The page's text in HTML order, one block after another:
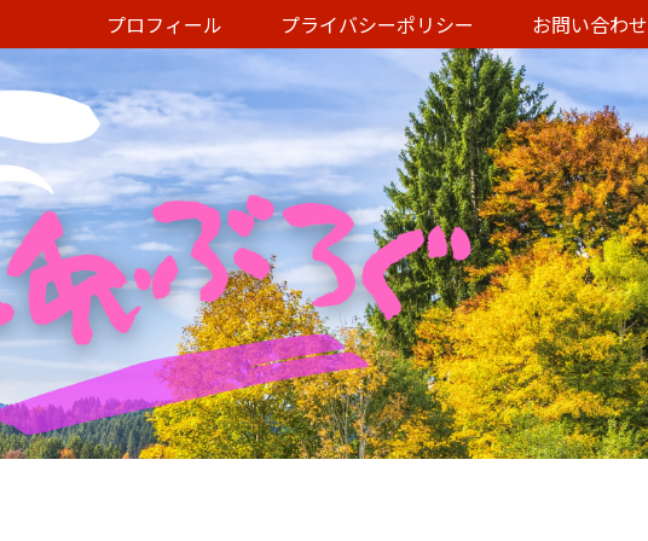
プロフィール プライバシーポリシー お問い合わせ